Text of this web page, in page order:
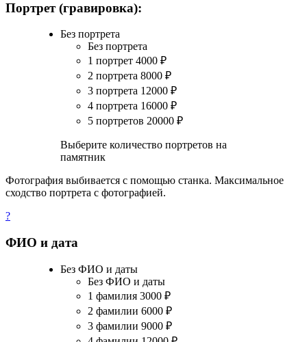
Портрет (гравировка):
Без портрета
Без портрета
1 портрет 4000 ₽
2 портрета 8000 ₽
3 портрета 12000 ₽
4 портрета 16000 ₽
5 портретов 20000 ₽
Выберите количество портретов на
памятник
Фотография выбивается с помощью станка. Максимальное
сходство портрета с фотографией.
?
ФИО и дата
Без ФИО и даты
Без ФИО и даты
1 фамилия 3000 ₽
2 фамилии 6000 ₽
3 фамилии 9000 ₽